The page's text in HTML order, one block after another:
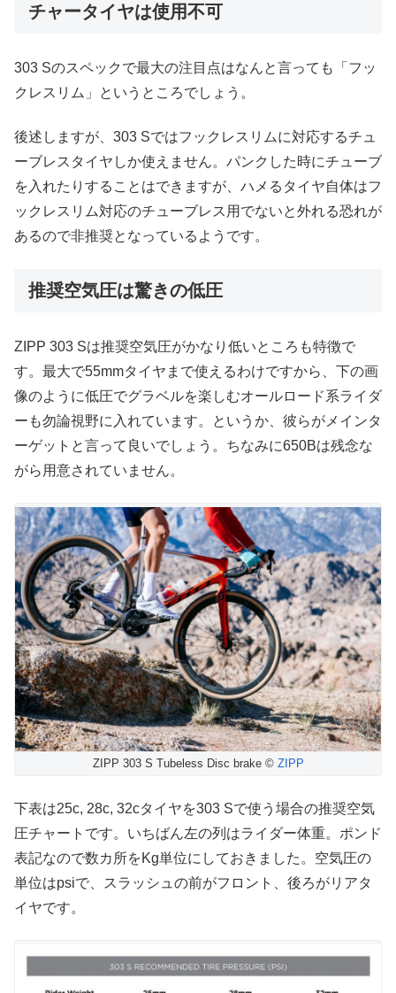
チャータイヤは使用不可
303 Sのスペックで最大の注目点はなんと言っても「フッ
クレスリム」というところでしょう。
後述しますが、303 Sではフックレスリムに対応するチュ
ーブレスタイヤしか使えません。パンクした時にチューブ
を入れたりすることはできますが、ハメるタイヤ自体はフ
ックレスリム対応のチューブレス用でないと外れる恐れが
あるので非推奨となっているようです。
推奨空気圧は驚きの低圧
ZIPP 303 Sは推奨空気圧がかなり低いところも特徴で
す。最大で55mmタイヤまで使えるわけですから、下の画
像のように低圧でグラベルを楽しむオールロード系ライダ
ーも勿論視野に入れています。というか、彼らがメインタ
ーゲットと言って良いでしょう。ちなみに650Bは残念な
がら用意されていません。
ZIPP 303 S Tubeless Disc brake © ZIPP
下表は25c, 28c, 32cタイヤを303 Sで使う場合の推奨空気
圧チャートです。いちばん左の列はライダー体重。ポンド
表記なので数カ所をKg単位にしておきました。空気圧の
単位はpsiで、スラッシュの前がフロント、後ろがリアタ
イヤです。